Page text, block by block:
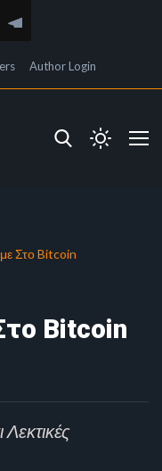
Author Login
Στο Bitcoin
Bitcoin